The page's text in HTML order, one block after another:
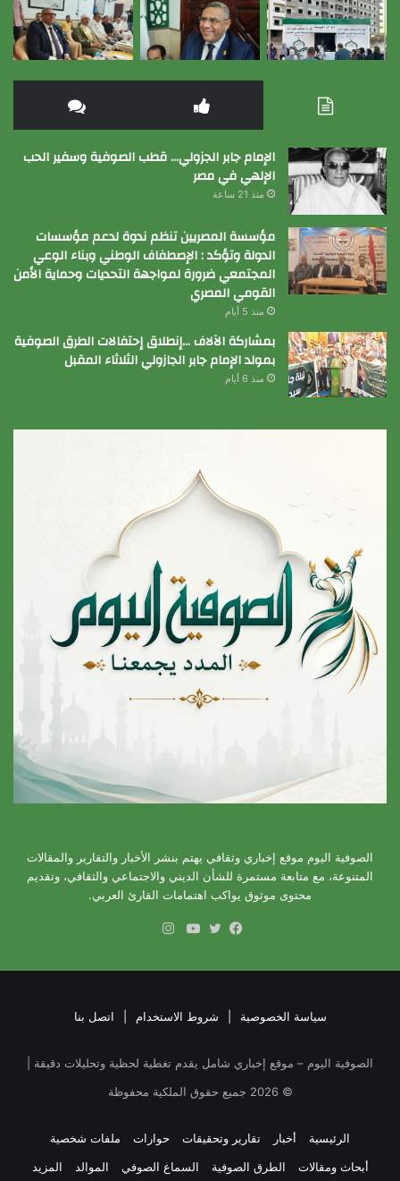
الإمام جابر الجزولي… قطب الصوفية وسفير الحب
الإلهي في مصر
منذ 21 ساعة
مؤسسة المصريين تنظم ندوة لدعم مؤسسات
الدولة وتؤكد : الإصطفاف الوطني وبناء الوعي
المجتمعي ضرورة لمواجهة التحديات وحماية الأمن
القومي المصري
منذ 5 أيام
بمشاركة الآلاف …إنطلاق إحتفالات الطرق الصوفية
بمولد الإمام جابر الجازولي الثلاثاء المقبل
منذ 6 أيام
الصوفية اليوم موقع إخباري وثقافي يهتم بنشر الأخبار والتقارير والمقالات
المتنوعة، مع متابعة مستمرة للشأن الديني والاجتماعي والثقافي، وتقديم
محتوى موثوق يواكب اهتمامات القارئ العربي.
سياسة الخصوصية شروط الاستخدام اتصل بنا
الصوفية اليوم – موقع إخباري شامل يقدم تغطية لحظية وتحليلات دقيقة |
©
2026 جميع حقوق الملكية محفوظة
الرئيسية أخبار تقارير وتحقيقات حوارات
ملفات شخصية
أبحاث ومقالات
الطرق الصوفية السماع الصوفي الموالد المزيد